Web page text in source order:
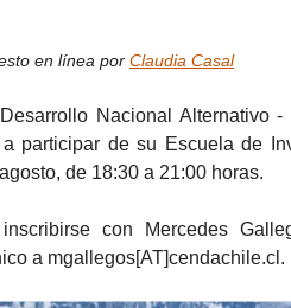
en línea por Claudia Casal
Nacional Alternativo
participar de su Escuela de
de 18:30 a 21:00 horas.
con Mercedes
a mgallegos[AT]cendachile.cl.